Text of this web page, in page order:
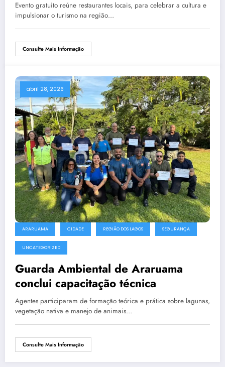
Raposo
Evento gratuito reúne restaurantes locais, para celebrar a cultura e
impulsionar o turismo na região…
Consulte Mais Informação
abril 28, 2026
ARARUAMA CIDADE REGIÃO DOS LAGOS SEGURANÇA
UNCATEGORIZED
Guarda Ambiental de Araruama
conclui capacitação técnica
Agentes participaram de formação teórica e prática sobre lagunas,
vegetação nativa e manejo de animais…
Consulte Mais Informação